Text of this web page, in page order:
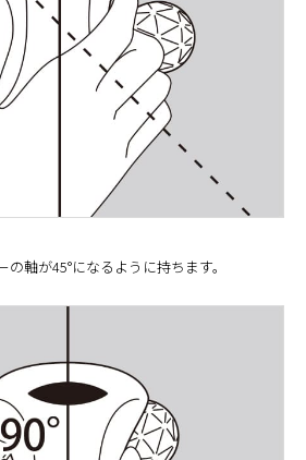
軸が45°になるように持ちます。